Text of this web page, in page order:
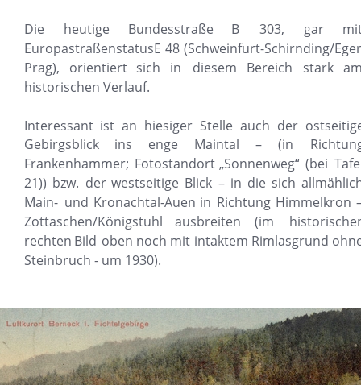
Die heutige Bundesstraße B 303, gar
EuropastraßenstatusE 48 (Schweinfurt-Schirnding/
Prag),
orientiert sich in diesem Bereich stark
historischen Verlauf.
Interessant ist an hiesiger Stelle auch der
Gebirgsblick
ins enge Maintal – (in
Frankenhammer; Fotostandort „Sonnenweg“ (bei
21)) bzw. der westseitige Blick – in die sich
Main- und Kronachtal-Auen in Richtung Himmelkron
Zottaschen/Königstuhl
ausbreiten (im
rechten Bild oben noch mit intaktem Rimlasgrund
Steinbruch - um 1930).